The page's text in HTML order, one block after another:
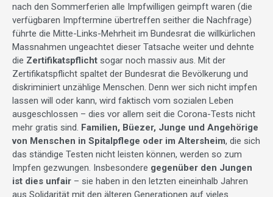
nach den Sommerferien alle Impfwilligen geimpft waren (die
verfügbaren Impftermine übertreffen seither die Nachfrage)
führte die Mitte-Links-Mehrheit im Bundesrat die willkürlichen
Massnahmen ungeachtet dieser Tatsache weiter und dehnte
die Zertifikatspflicht sogar noch massiv aus. Mit der
Zertifikatspflicht spaltet der Bundesrat die Bevölkerung und
diskriminiert unzählige Menschen. Denn wer sich nicht impfen
lassen will oder kann, wird faktisch vom sozialen Leben
ausgeschlossen – dies vor allem seit die Corona-Tests nicht
mehr gratis sind. Familien, Büezer, Junge und Angehörige
von Menschen in Spitalpflege oder im Altersheim, die sich
das ständige Testen nicht leisten können, werden so zum
Impfen gezwungen. Insbesondere gegenüber den Jungen
ist dies unfair – sie haben in den letzten eineinhalb Jahren
aus Solidarität mit den älteren Generationen auf vieles